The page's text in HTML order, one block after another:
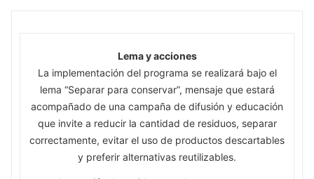
Lema y acciones
La implementación del programa se realizará bajo el
lema “Separar para conservar”, mensaje que estará
acompañado de una campaña de difusión y educación
que invite a reducir la cantidad de residuos, separar
correctamente, evitar el uso de productos descartables
y preferir alternativas reutilizables.